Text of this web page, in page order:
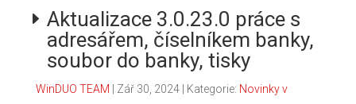
Aktualizace 3.0.23.0 práce s
adresářem, číselníkem banky,
soubor do banky, tisky
WinDUO TEAM Zář 30, 2024| Kategorie: Novinky v